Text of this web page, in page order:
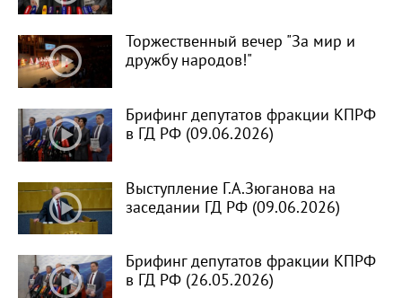
Торжественный вечер "За мир и
дружбу народов!"
Брифинг депутатов фракции КПРФ
в ГД РФ (09.06.2026)
Выступление Г.А.Зюганова на
заседании ГД РФ (09.06.2026)
Брифинг депутатов фракции КПРФ
в ГД РФ (26.05.2026)